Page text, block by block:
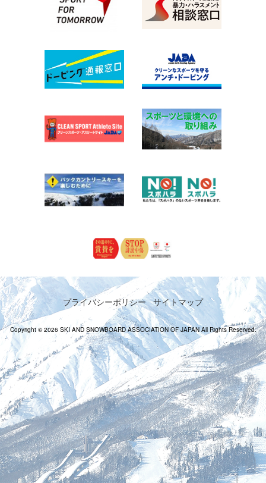
プライバシーポリシー サイトマップ
Copyright © 2026 SKI AND SNOWBOARD ASSOCIATION OF JAPAN All Rights Reserved.